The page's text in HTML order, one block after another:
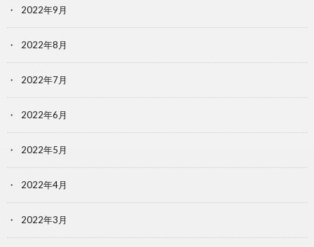
2022年9月
2022年8月
2022年7月
2022年6月
2022年5月
2022年4月
2022年3月